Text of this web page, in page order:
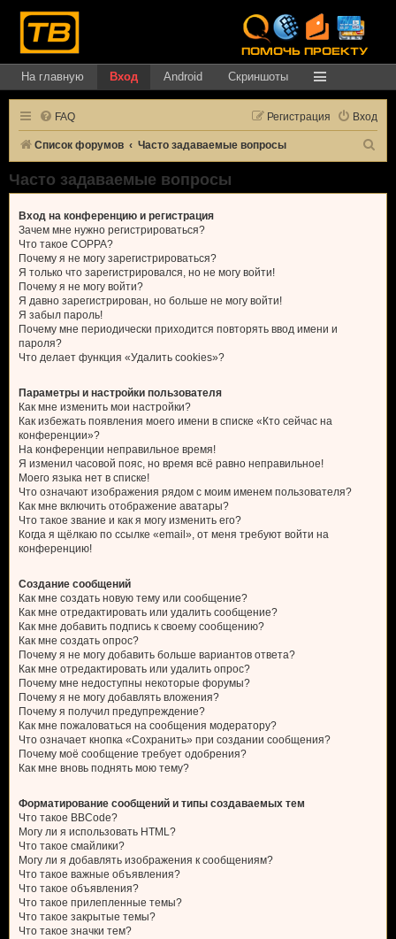
На главную Вход Android Скриншоты
FAQ Вход
Регистрация
Список форумов Часто задаваемые вопросы
и
Часто задаваемые вопросы
Вход на конференцию и регистрация
Зачем мне нужно регистрироваться?
Что такое COPPA?
Почему я не могу зарегистрироваться?
Я только что зарегистрировался, но не могу войти!
Почему я не могу войти?
Я давно зарегистрирован, но больше не могу войти!
Я забыл пароль!
Почему мне периодически приходится повторять ввод имени и
пароля?
Что делает функция «Удалить cookies»?
Параметры и настройки пользователя
Как мне изменить мои настройки?
Как избежать появления моего имени в списке «Кто сейчас на
конференции»?
На конференции неправильное время!
Я изменил часовой пояс, но время всё равно неправильное!
Моего языка нет в списке!
Что означают изображения рядом с моим именем пользователя?
Как мне включить отображение аватары?
Что такое звание и как я могу изменить его?
Когда я щёлкаю по ссылке «email», от меня требуют войти на
конференцию!
Создание сообщений
Как мне создать новую тему или сообщение?
Как мне отредактировать или удалить сообщение?
Как мне добавить подпись к своему сообщению?
Как мне создать опрос?
Почему я не могу добавить больше вариантов ответа?
Как мне отредактировать или удалить опрос?
Почему мне недоступны некоторые форумы?
Почему я не могу добавлять вложения?
Почему я получил предупреждение?
Как мне пожаловаться на сообщения модератору?
Что означает кнопка «Сохранить» при создании сообщения?
Почему моё сообщение требует одобрения?
Как мне вновь поднять мою тему?
Форматирование сообщений и типы создаваемых тем
Что такое BBCode?
Могу ли я использовать HTML?
Что такое смайлики?
Могу ли я добавлять изображения к сообщениям?
Что такое важные объявления?
Что такое объявления?
Что такое прилепленные темы?
Что такое закрытые темы?
Что такое значки тем?